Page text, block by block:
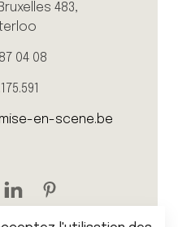
483,
04 08
en-scene.be